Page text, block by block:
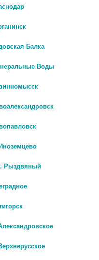
(SPF 6-
Балка
Воды
Рыздвяный